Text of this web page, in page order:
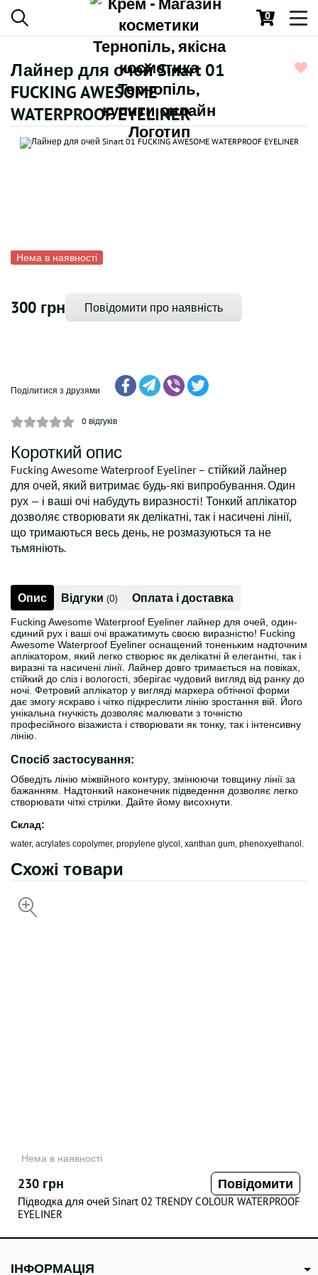
0
Лайнер для очей Sinart 01
FUCKING AWESOME
WATERPROOF EYELINER
Нема в наявності
300 грн Повідомити про наявність
Поділитися з друзями
0 відгуків
Короткий опис
Fucking Awesome Waterproof Eyeliner – стійкий лайнер
для очей, який витримає будь-які випробування. Один
рух — і ваші очі набудуть виразності! Тонкий аплікатор
дозволяє створювати як делікатні, так і насичені лінії,
що тримаються весь день, не розмазуються та не
тьмяніють.
Опис Відгуки (0) Оплата і доставка
Fucking Awesome Waterproof Eyeliner лайнер для очей, один-
єдиний рух і ваші очі вражатимуть своєю виразністю! Fucking
Awesome Waterproof Eyeliner оснащений тоненьким надточним
аплікатором, який легко створює як делікатні й елегантні, так і
виразні та насичені лінії. Лайнер довго тримається на повіках,
стійкий до сліз і вологості, зберігає чудовий вигляд від ранку до
ночі. Фетровий аплікатор у вигляді маркера обтічної форми
дає змогу яскраво і чітко підкреслити лінію зростання вій. Його
унікальна гнучкість дозволяє малювати з точністю
професійного візажиста і створювати як тонку, так і інтенсивну
лінію.
Спосіб застосування:
Обведіть лінію міжвійного контуру, змінюючи товщину лінії за
бажанням. Надтонкий наконечник підведення дозволяє легко
створювати чіткі стрілки. Дайте йому висохнути.
Склад:
water, acrylates copolymer, propylene glycol, xanthan gum, phenoxyethanol.
Схожі товари
Нема в наявності
230 грн Повідомити
Підводка для очей Sinart 02 TRENDY COLOUR WATERPROOF
EYELINER
НЕДОСТУПНИЙ
ІНФОРМАЦІЯ